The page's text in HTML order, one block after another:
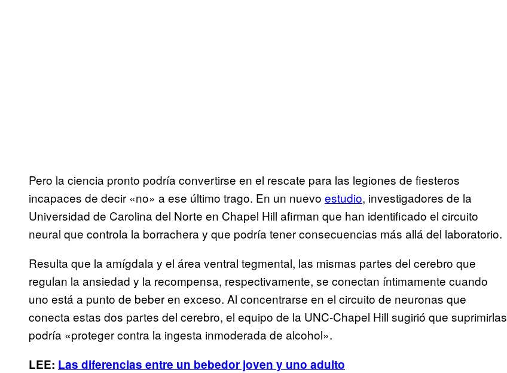
Pero la ciencia pronto podría convertirse en el rescate para las legiones de fiesteros
incapaces de decir «no» a ese último trago. En un nuevo estudio, investigadores de la
Universidad de Carolina del Norte en Chapel Hill afirman que han identificado el circuito
neural que controla la borrachera y que podría tener consecuencias más allá del laboratorio.
Resulta que la amígdala y el área ventral tegmental, las mismas partes del cerebro que
regulan la ansiedad y la recompensa, respectivamente, se conectan íntimamente cuando
uno está a punto de beber en exceso. Al concentrarse en el circuito de neuronas que
conecta estas dos partes del cerebro, el equipo de la UNC-Chapel Hill sugirió que suprimirlas
podría «proteger contra la ingesta inmoderada de alcohol».
LEE: Las diferencias entre un bebedor joven y uno adulto